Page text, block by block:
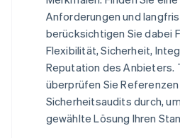
Anforderungen und
berücksichtigen Sie dabei
Flexibilität, Sicherheit,
Reputation des Anbieters.
überprüfen Sie
Sicherheitsaudits durch,
gewählte Lösung Ihren